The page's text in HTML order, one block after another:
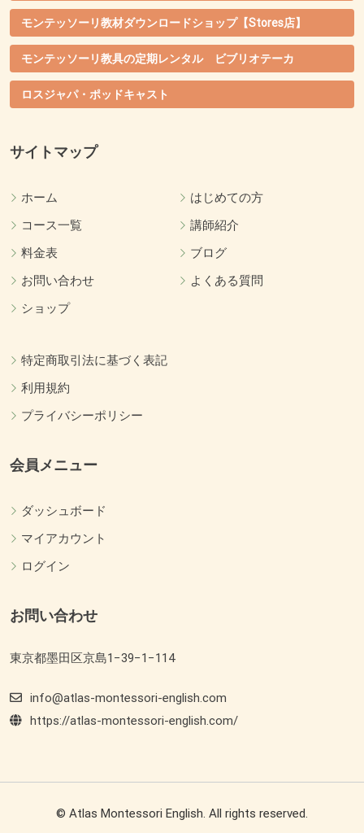
モンテッソーリ教材ダウンロードショップ【Stores店】
モンテッソーリ教具の定期レンタル ビブリオテーカ
ロスジャパ・ポッドキャスト
サイトマップ
ホーム
はじめての方
コース一覧
講師紹介
料金表
ブログ
お問い合わせ
よくある質問
ショップ
特定商取引法に基づく表記
利用規約
プライバシーポリシー
会員メニュー
ダッシュボード
マイアカウント
ログイン
お問い合わせ
東京都墨田区京島1−39−1−114
info@atlas-montessori-english.com
https://atlas-montessori-english.com/
© Atlas Montessori English. All rights reserved.